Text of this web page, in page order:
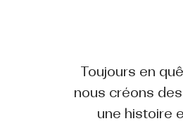
Toujours en
nous créons
une histoire